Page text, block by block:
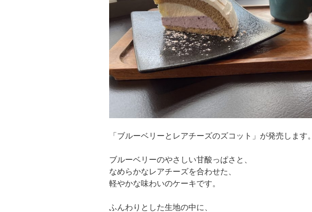
「ブルーベリーとレアチーズのズコット」が発売します。
ブルーベリーのやさしい甘酸っぱさと、
なめらかなレアチーズを合わせた、
軽やかな味わいのケーキです。
ふんわりとした生地の中に、